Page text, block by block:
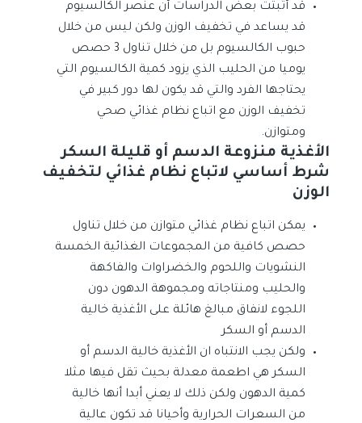
قد أثبتت بعض الدراسات أن عنصر الكالسيوم
قد يساعد في تخفيف الوزن ولكن ليس من خلال
حبوب الكالسيوم بل من خلال تناول 3 حصص
يوميا من الحليب الذي يزود كمية الكالسيوم التي
يحتاجها الفرد والتي قد يكون لها دور كبير في
تخفيف الوزن مع اتباع نظام غذائي صحي
ومتوازن.
الأغذية منزوعة الدسم أو قليلة السكر
شرط أساسي لاتباع نظام غذائي لتخفيف
الوزن
يمكن اتباع نظام غذائي متوازن من خلال تناول
حصص كافية من المجموعات الغذائية الخمسة
النشويات واللحوم والخضراوات والفاكهة
والحليب ومنتاجاته ومجموهة الدهون دون
اللجوء لانفاق مبالغ هائلة على الأغذية خالية
الدسم أو السكر
ولكن يجب الانتباه ان الأغذية خالية الدسم أو
السكر هي اطعمة معدلة بحيث تقل فيها مثلا
كمية الدهون ولكن ذلك لا يعني أبدا أنها خالية
من السعرات الحرارية وأحيانا قد تكون عالية